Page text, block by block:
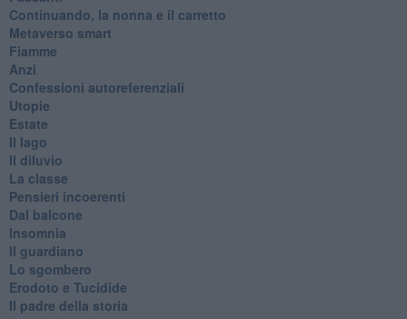
Continuando, la nonna e il carretto
Metaverso smart
Fiamme
Anzi
Confessioni autoreferenziali
Utopie
Estate
Il lago
Il diluvio
La classe
Pensieri incoerenti
Dal balcone
Insomnia
Il guardiano
Lo sgombero
Erodoto e Tucidide
Il padre della storia